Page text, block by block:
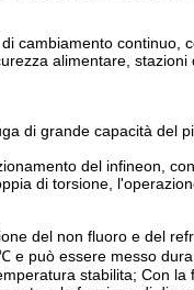
cambiamento continuo,
alimentare,
di grande capacità del
del infineon,
di torsione,
del non fluoro e del
può essere messo
stabilita; Con